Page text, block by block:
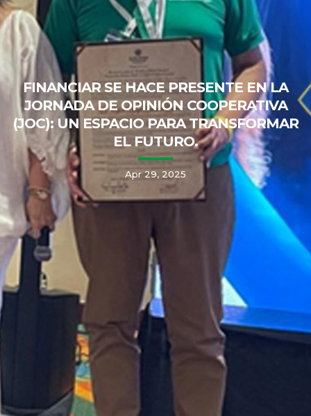
FINANCIAR SE HACE PRESENTE EN LA
JORNADA DE OPINIÓN COOPERATIVA
(JOC): UN ESPACIO PARA TRANSFORMAR
EL FUTURO.
Apr 29, 2025